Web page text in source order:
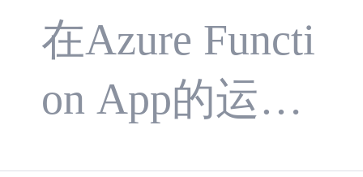
享与法线
设置对光
制反转和DI依
赖注入（IServ
s】采样率
对Function
在Azure Functi
on App的运维
中，Applicatio